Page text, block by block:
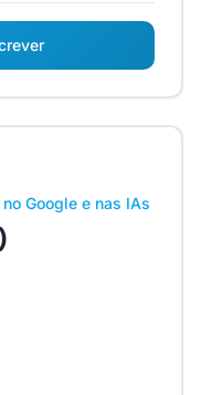
Google e nas IAs